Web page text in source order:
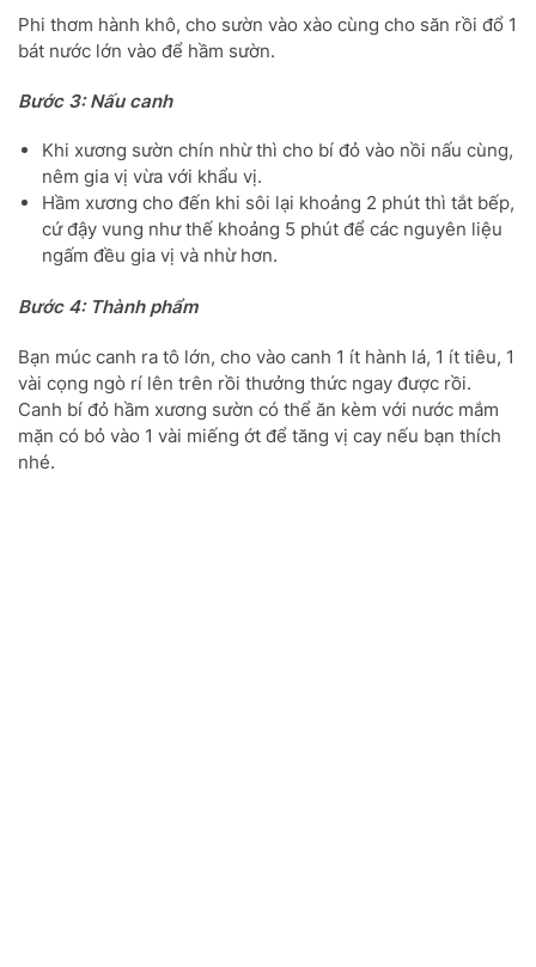
Phi thơm hành khô, cho sườn vào xào cùng cho săn rồi đổ 1
bát nước lớn vào để hầm sườn.
Bước 3: Nấu canh
Khi xương sườn chín nhừ thì cho bí đỏ vào nồi nấu cùng,
nêm gia vị vừa với khẩu vị.
Hầm xương cho đến khi sôi lại khoảng 2 phút thì tắt bếp,
cứ đậy vung như thế khoảng 5 phút để các nguyên liệu
ngấm đều gia vị và nhừ hơn.
Bước 4: Thành phẩm
Bạn múc canh ra tô lớn, cho vào canh 1 ít hành lá, 1 ít tiêu, 1
vài cọng ngò rí lên trên rồi thưởng thức ngay được rồi.
Canh bí đỏ hầm xương sườn có thể ăn kèm với nước mắm
mặn có bỏ vào 1 vài miếng ớt để tăng vị cay nếu bạn thích
nhé.